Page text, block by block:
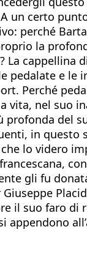
un certo
perché
la
La cappellina
pedalate e le
Perché
vita, nel suo
profonda del
in
che lo videro
gli fu
il suo faro
appendono